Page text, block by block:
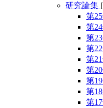
研究論集
第
第
第
第
第
第
第
第
第